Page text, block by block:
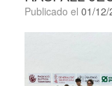
Publicado el 01/12/